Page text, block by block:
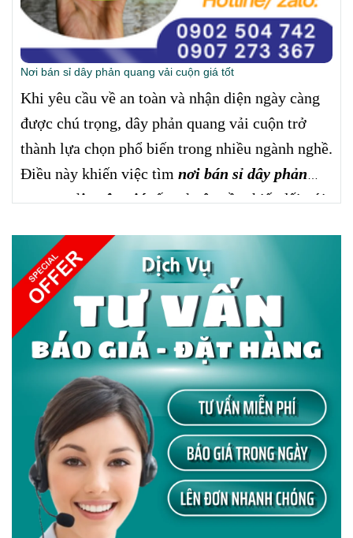
Nơi bán sỉ dây phản quang vải cuộn giá tốt
Khi yêu cầu về an toàn và nhận diện ngày càng
được chú trọng, dây phản quang vải cuộn trở
thành lựa chọn phổ biến trong nhiều ngành nghề.
Điều này khiến việc tìm nơi bán sỉ dây phản
quang vải cuộn giá tốt trởnên cần thiết đối với
không chỉ đảm bảo chất lượng mà còn giúp
kiểm soát chi phí hiệu quả.